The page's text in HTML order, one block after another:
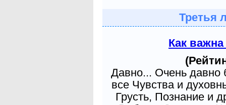
Третья
Как
Давно... Очень давно
все Чувства и
Грусть, Познание и